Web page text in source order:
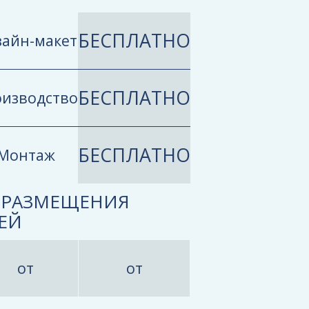
макетБЕСПЛАТНО
БЕСПЛАТНО
БЕСПЛАТНО
от от